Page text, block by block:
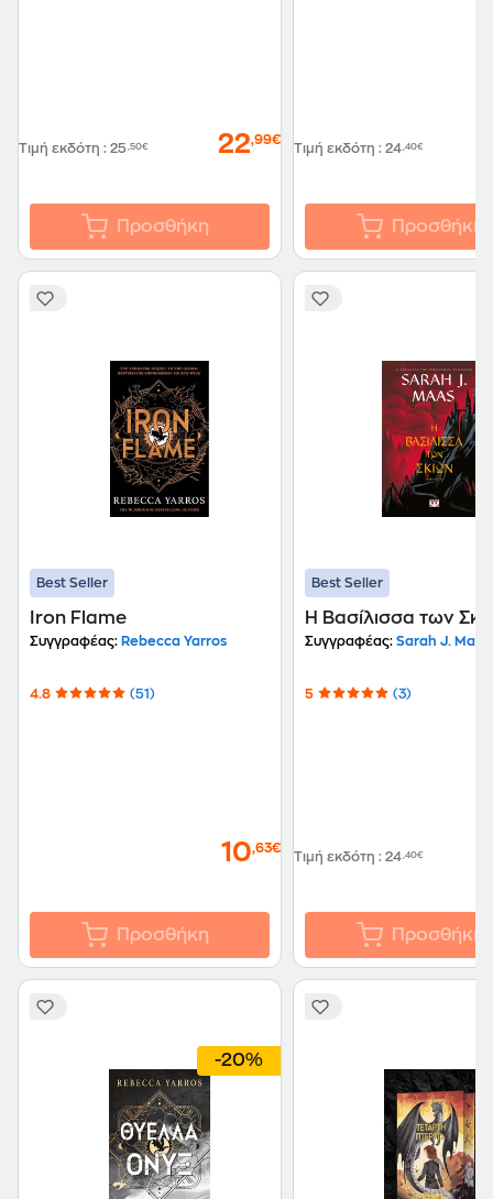
Τιμή εκδότη : 25,50€ 22,99€
Προσθήκη
Τιμή εκδότη : 24,40€
Προσθήκη
Best Seller
Iron Flame
Συγγραφέας: Rebecca Yarros
4.8 (51)
10,63€
Προσθήκη
Best Seller
Η Βασίλισσα των
Συγγραφέας: Sarah J. Maas
5 (3)
Τιμή εκδότη : 24,40€
Προσθήκη
-20%